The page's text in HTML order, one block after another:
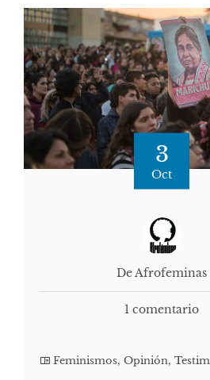
3
Oct
De Afrofeminas
1 comentario
Feminismos, Opinión,